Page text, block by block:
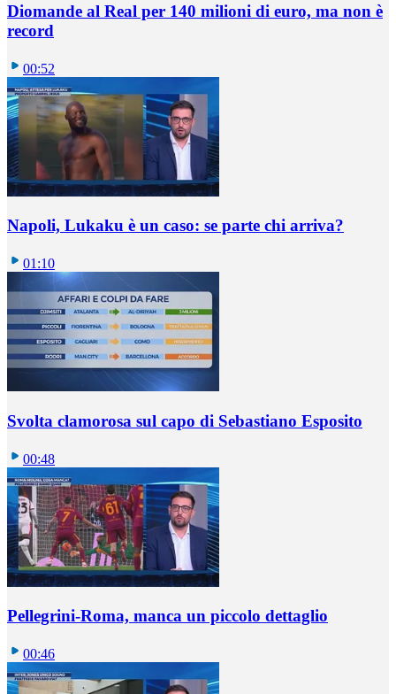
Diomande al Real per 140 milioni di euro, ma non è
record
00:52
Napoli, Lukaku è un caso: se parte chi arriva?
01:10
Svolta clamorosa sul capo di Sebastiano Esposito
00:48
Pellegrini-Roma, manca un piccolo dettaglio
00:46